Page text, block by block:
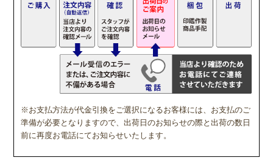
※お支払方法が代金引換をご選択になるお客様には、お支払のご
準備が必要となりますので、出荷日のお知らせの際と出荷の数日
前に再度お電話にてお知らせいたします。